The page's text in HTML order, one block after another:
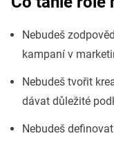
Nebudeš
kampaní v
Nebudeš tvořit
dávat důležité
Nebudeš